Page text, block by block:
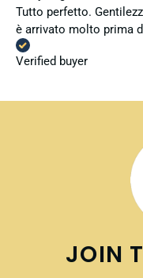
Tutto perfetto.
è arrivato molto prima
Verified buyer
JOIN